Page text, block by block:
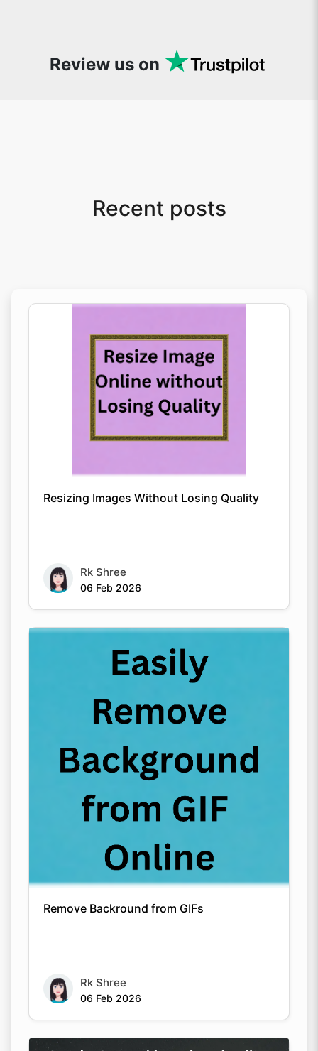
snappy tools every now and then!
Review us on
Recent posts
Resizing Images Without Losing Quality
Rk Shree
06 Feb 2026
Remove Backround from GIFs
Rk Shree
06 Feb 2026